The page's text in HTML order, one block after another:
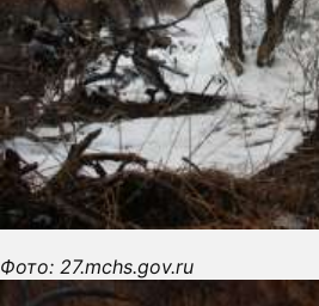
Фото: 27.mchs.gov.ru